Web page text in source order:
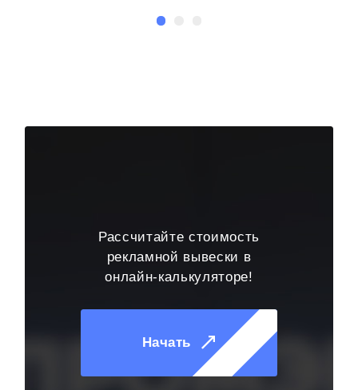
Рассчитайте стоимость
рекламной вывески в
онлайн-калькуляторе!
Начать